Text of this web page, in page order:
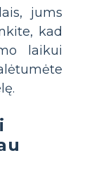
jums
kad
laikui